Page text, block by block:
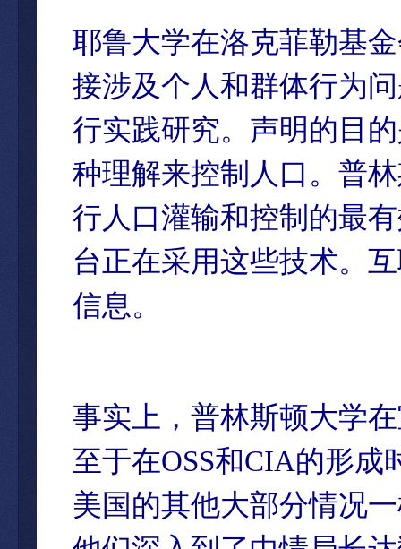
耶鲁大学在洛克菲勒基
接涉及个人和群体行为
行实践研究。声明的目
种理解来控制人口。普
行人口灌输和控制的最
台正在采用这些技术。
信息。
事实上，普林斯顿大学
至于在OSS和CIA的形
美国的其他大部分情况